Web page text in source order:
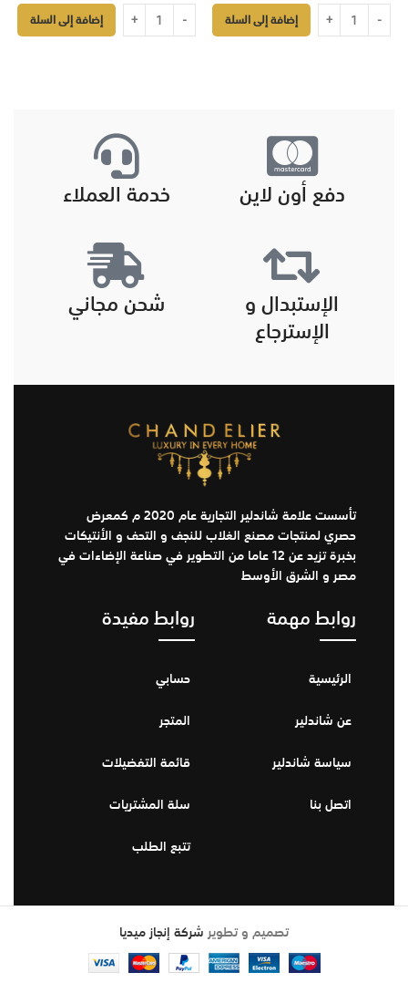
إضافة إلى السلة إضافة إلى السلة
دفع أون لاين خدمة العملاء
الإستبدال و
الإسترجاع
شحن مجاني
تأسست علامة شاندلير التجارية عام 2020 م كمعرض
حصري لمنتجات مصنع الغلاب للنجف و التحف و الأنتيكات
بخبرة تزيد عن 12 عاما من التطوير في صناعة الإضاءات في
مصر و الشرق الأوسط
روابط مهمة
الرئيسية
عن شاندلير
سياسة شاندلير
اتصل بنا
روابط مفيدة
حسابي
المتجر
قائمة التفضيلات
سلة المشتريات
تتبع الطلب
تصميم و تطويرشركة إنجاز ميديا